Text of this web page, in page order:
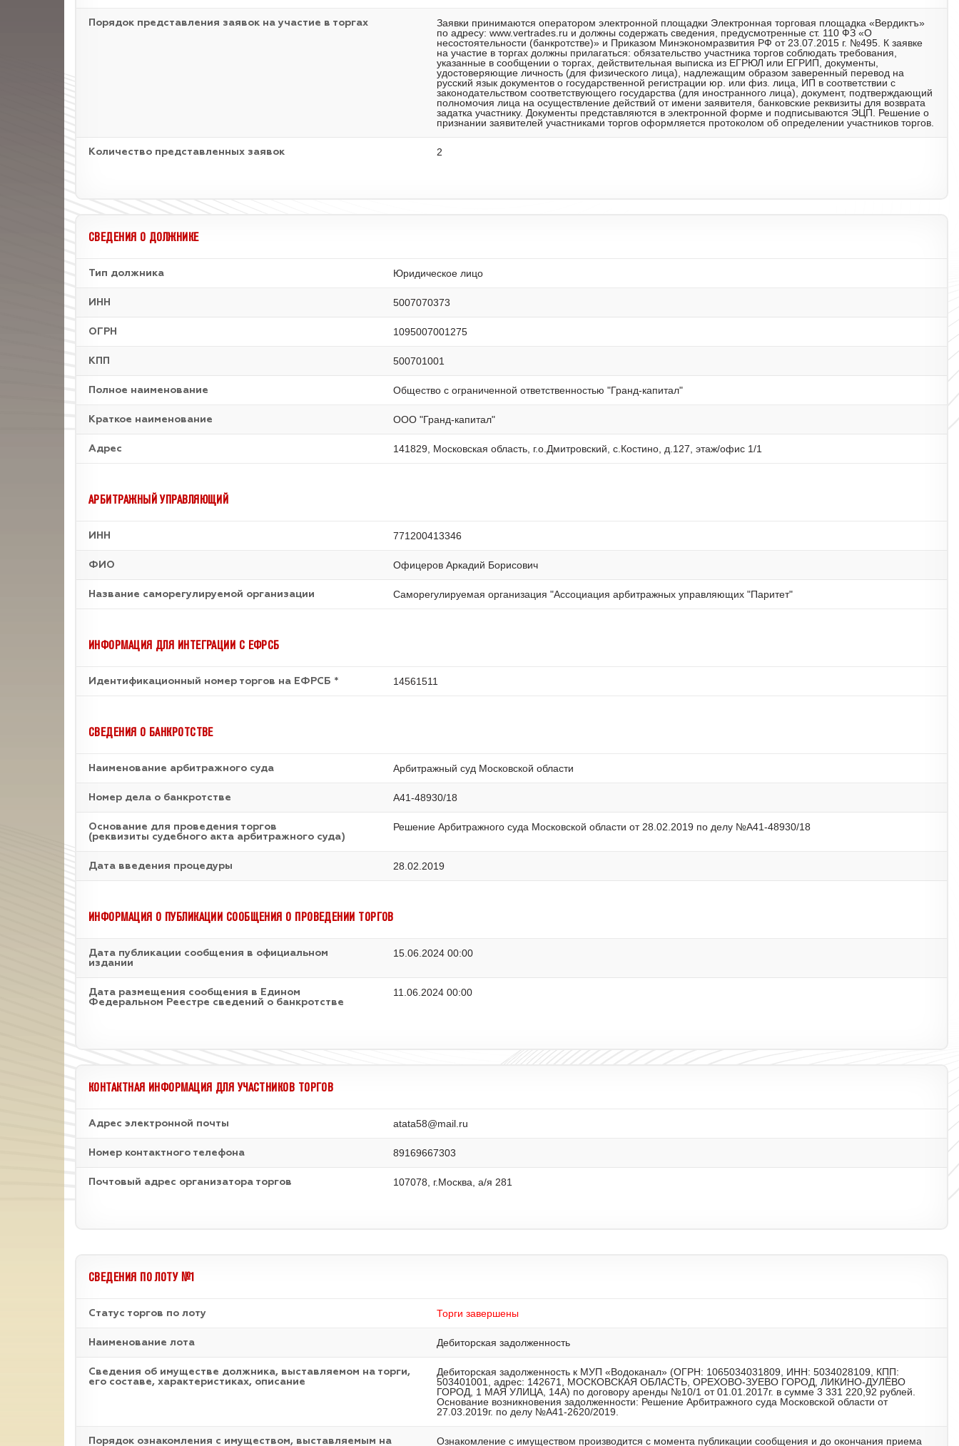
Порядок представления заявок на участие в торгах
Заявки принимаются оператором электронной площадки Электронная торговая площадка «Вердиктъ»
по адресу: www.vertrades.ru и должны содержать сведения, предусмотренные ст. 110 ФЗ «О
несостоятельности (банкротстве)» и Приказом Минэкономразвития РФ от 23.07.2015 г. №495. К заявке
на участие в торгах должны прилагаться: обязательство участника торгов соблюдать требования,
указанные в сообщении о торгах, действительная выписка из ЕГРЮЛ или ЕГРИП, документы,
удостоверяющие личность (для физического лица), надлежащим образом заверенный перевод на
русский язык документов о государственной регистрации юр. или физ. лица, ИП в соответствии с
законодательством соответствующего государства (для иностранного лица), документ, подтверждающий
полномочия лица на осуществление действий от имени заявителя, банковские реквизиты для возврата
задатка участнику. Документы представляются в электронной форме и подписываются ЭЦП. Решение о
признании заявителей участниками торгов оформляется протоколом об определении участников торгов.
Количество представленных заявок 2
СВЕДЕНИЯ О ДОЛЖНИКЕ
Тип должника Юридическое лицо
ИНН 5007070373
ОГРН 1095007001275
КПП 500701001
Полное наименование Общество с ограниченной ответственностью "Гранд-капитал"
Краткое наименование ООО "Гранд-капитал"
Адрес 141829, Московская область, г.о.Дмитровский, с.Костино, д.127, этаж/офис 1/1
АРБИТРАЖНЫЙ УПРАВЛЯЮЩИЙ
ИНН 771200413346
ФИО Офицеров Аркадий Борисович
Название саморегулируемой организации Саморегулируемая организация "Ассоциация арбитражных управляющих "Паритет"
ИНФОРМАЦИЯ ДЛЯ ИНТЕГРАЦИИ С ЕФРСБ
Идентификационный номер торгов на ЕФРСБ * 14561511
СВЕДЕНИЯ О БАНКРОТСТВЕ
Наименование арбитражного суда Арбитражный суд Московской области
Номер дела о банкротстве А41-48930/18
Основание для проведения торгов
(реквизиты судебного акта арбитражного суда)
Решение Арбитражного суда Московской области от 28.02.2019 по делу №А41-48930/18
Дата введения процедуры 28.02.2019
ИНФОРМАЦИЯ О ПУБЛИКАЦИИ СООБЩЕНИЯ О ПРОВЕДЕНИИ ТОРГОВ
Дата публикации сообщения в официальном
издании
15.06.2024 00:00
Дата размещения сообщения в Едином
Федеральном Реестре сведений о банкротстве
11.06.2024 00:00
КОНТАКТНАЯ ИНФОРМАЦИЯ ДЛЯ УЧАСТНИКОВ ТОРГОВ
Адрес электронной почты atata58@mail.ru
Номер контактного телефона 89169667303
Почтовый адрес организатора торгов 107078, г.Москва, а/я 281
СВЕДЕНИЯ ПО ЛОТУ №1
Статус торгов по лоту Торги завершены
Наименование лота Дебиторская задолженность
Cведения об имуществе должника, выставляемом на торги,
его составе, характеристиках, описание
Дебиторская задолженность к МУП «Водоканал» (ОГРН: 1065034031809, ИНН: 5034028109, КПП:
503401001, адрес: 142671, МОСКОВСКАЯ ОБЛАСТЬ, ОРЕХОВО-ЗУЕВО ГОРОД, ЛИКИНО-ДУЛЁВО
ГОРОД, 1 МАЯ УЛИЦА, 14А) по договору аренды №10/1 от 01.01.2017г. в сумме 3 331 220,92 рублей.
Основание возникновения задолженности: Решение Арбитражного суда Московской области от
27.03.2019г. по делу №А41-2620/2019.
Порядок ознакомления с имуществом, выставляемым на
Ознакомление с имуществом производится с момента публикации сообщения и до окончания приема